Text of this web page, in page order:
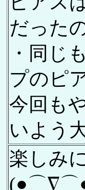
だった
・同じ
プのピ
今回も
いよう
楽しみ